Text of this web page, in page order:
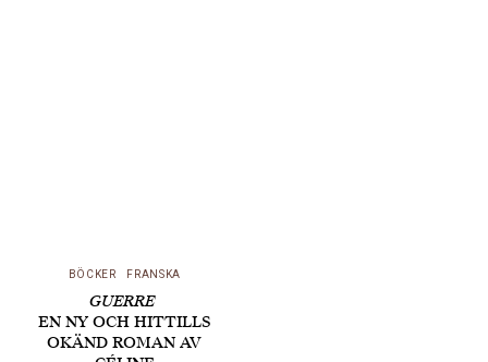
BÖCKER FRANSKA
GUERRE
EN NY OCH HITTILLS
OKÄND ROMAN AV